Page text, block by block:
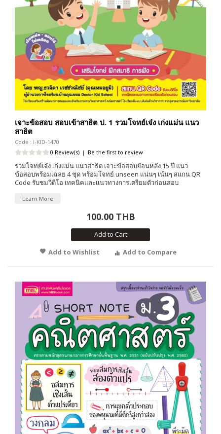
เจาะข้อสอบ สอบเข้าสาธิต ป. 1 รวมโจทย์เจ๋ง เก่งแม่น แนว
สาธิต
Code : I-KID-1470
0 Review(s) | Be the first to review
รวมโจทย์เจ๋ง เก่งแม่น แนวสาธิต เจาะข้อสอบย้อนหลัง 15 ปี แนว
ข้อสอบพร้อมเฉลย 4 ชุด พร้อมโจทย์ unseen แน่นๆ เน้นๆ สแกน QR
Code รับชมวิดีโอ เทคนิคและเเนวทางการเตรียมตัวก่อนสอบ
Learn More
100.00 THB
Add to Cart
Add to Wishlist
Add to Compare